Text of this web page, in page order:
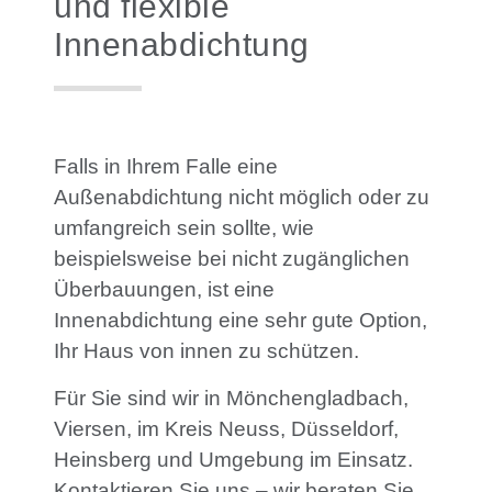
Innenabdichtung
Falls in Ihrem Falle eine
Außenabdichtung nicht möglich oder zu
umfangreich sein sollte, wie
beispielsweise bei nicht zugänglichen
Überbauungen, ist eine
Innenabdichtung eine sehr gute Option,
Ihr Haus von innen zu schützen.
Für Sie sind wir in Mönchengladbach,
Viersen, im Kreis Neuss, Düsseldorf,
Heinsberg und Umgebung im Einsatz.